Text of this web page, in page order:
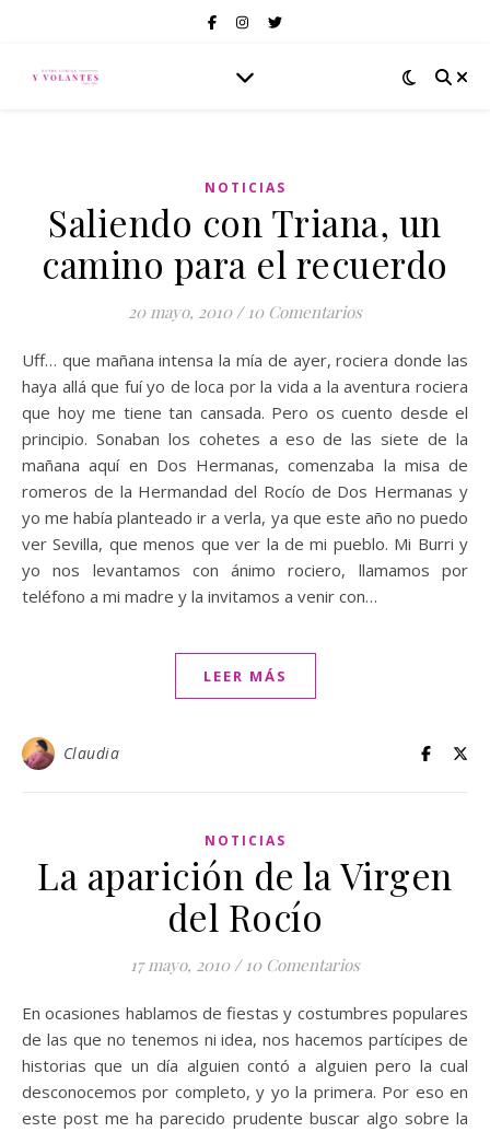
NOTICIAS
Saliendo con Triana, un
camino para el recuerdo
20 mayo, 2010 / 10 Comentarios
Uff… que mañana intensa la mía de ayer, rociera donde las
haya allá que fuí yo de loca por la vida a la aventura rociera
que hoy me tiene tan cansada. Pero os cuento desde el
principio. Sonaban los cohetes a eso de las siete de la
mañana aquí en Dos Hermanas, comenzaba la misa de
romeros de la Hermandad del Rocío de Dos Hermanas y
yo me había planteado ir a verla, ya que este año no puedo
ver Sevilla, que menos que ver la de mi pueblo. Mi Burri y
yo nos levantamos con ánimo rociero, llamamos por
teléfono a mi madre y la invitamos a venir con…
LEER MÁS
Claudia
NOTICIAS
La aparición de la Virgen
del Rocío
17 mayo, 2010 / 10 Comentarios
En ocasiones hablamos de fiestas y costumbres populares
de las que no tenemos ni idea, nos hacemos partícipes de
historias que un día alguien contó a alguien pero la cual
desconocemos por completo, y yo la primera. Por eso en
este post me ha parecido prudente buscar algo sobre la